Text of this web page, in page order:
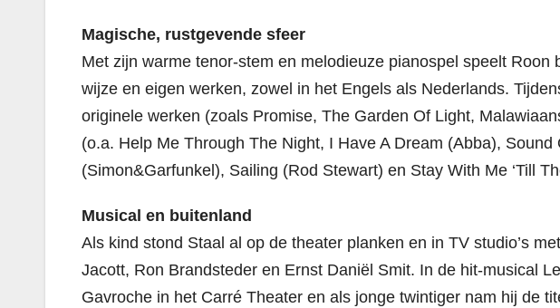
Magische, rustgevende sfeer
Met zijn warme tenor-stem en melodieuze pianospel speelt Roon
wijze en eigen werken, zowel in het Engels als Nederlands.
originele werken (zoals Promise, The Garden Of Light,
(o.a. Help Me Through The Night, I Have A Dream (Abba),
(Simon&Garfunkel), Sailing (Rod Stewart) en Stay With Me ‘Till
Musical en buitenland
Als kind stond Staal al op de theater planken en in TV studio’s
Jacott, Ron Brandsteder en Ernst Daniël Smit. In de hit-musical
Gavroche in het Carré Theater en als jonge twintiger nam hij de